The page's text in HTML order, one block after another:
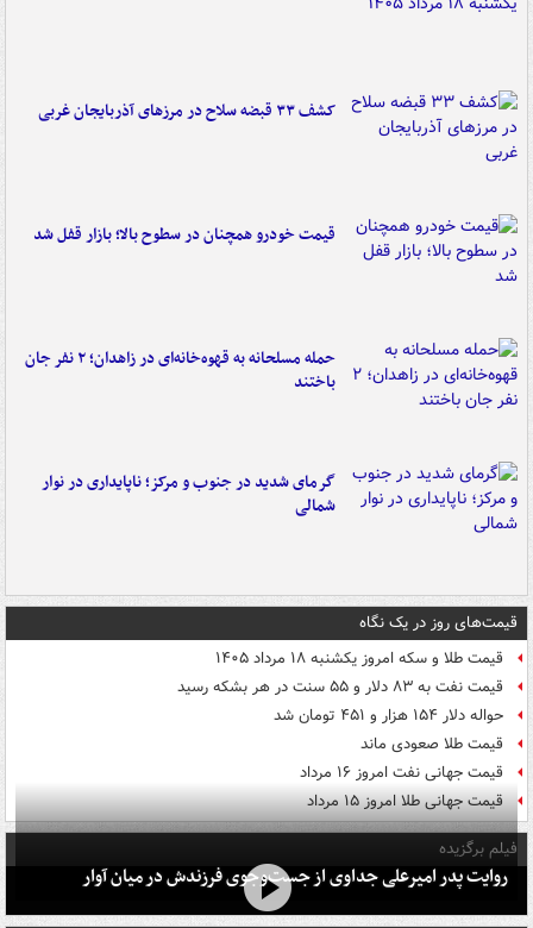
کشف ۳۳ قبضه سلاح در مرزهای آذربایجان غربی
قیمت خودرو همچنان در سطوح بالا؛ بازار قفل شد
حمله مسلحانه به قهوه‌خانه‌ای در زاهدان؛ ۲ نفر جان
باختند
گرمای شدید در جنوب و مرکز؛ ناپایداری در نوار
شمالی
قیمت‌های روز در یک نگاه
قیمت طلا و سکه امروز یکشنبه ۱۸ مرداد ۱۴۰۵
قیمت نفت به ۸۳ دلار و ۵۵ سنت در هر بشکه رسید
حواله دلار ۱۵۴ هزار و ۴۵۱ تومان شد
قیمت طلا صعودی ماند
قیمت جهانی نفت امروز ۱۶ مرداد
قیمت جهانی طلا امروز ۱۵ مرداد
فیلم برگزیده
روایت پدر امیرعلی جداوی از جست‌وجوی فرزندش در میان آوار